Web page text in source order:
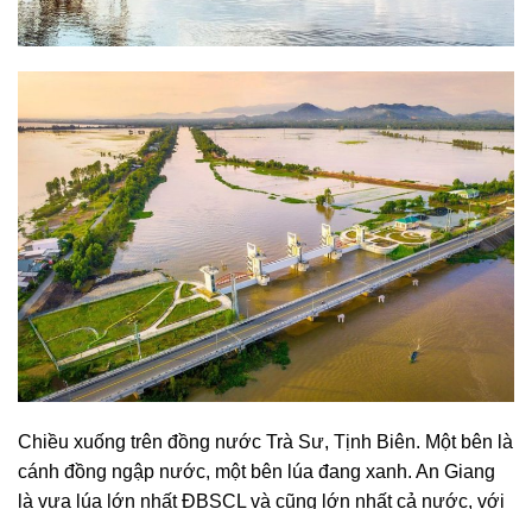
Chiều xuống trên đồng nước Trà Sư, Tịnh Biên. Một bên là
cánh đồng ngập nước, một bên lúa đang xanh. An Giang
là vựa lúa lớn nhất ĐBSCL và cũng lớn nhất cả nước, với